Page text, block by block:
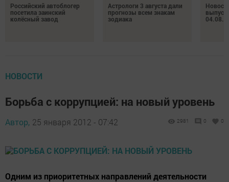
Российский автоблогер
посетила заинский
колёсный завод
Астрологи 3 августа дали
прогнозы всем знакам
зодиака
НОВОСТИ
Борьба с коррупцией: на новый уровень
Автор, 25 января 2012 - 07:42 2981 0 0
Одним из приоритетных направлений деятельности